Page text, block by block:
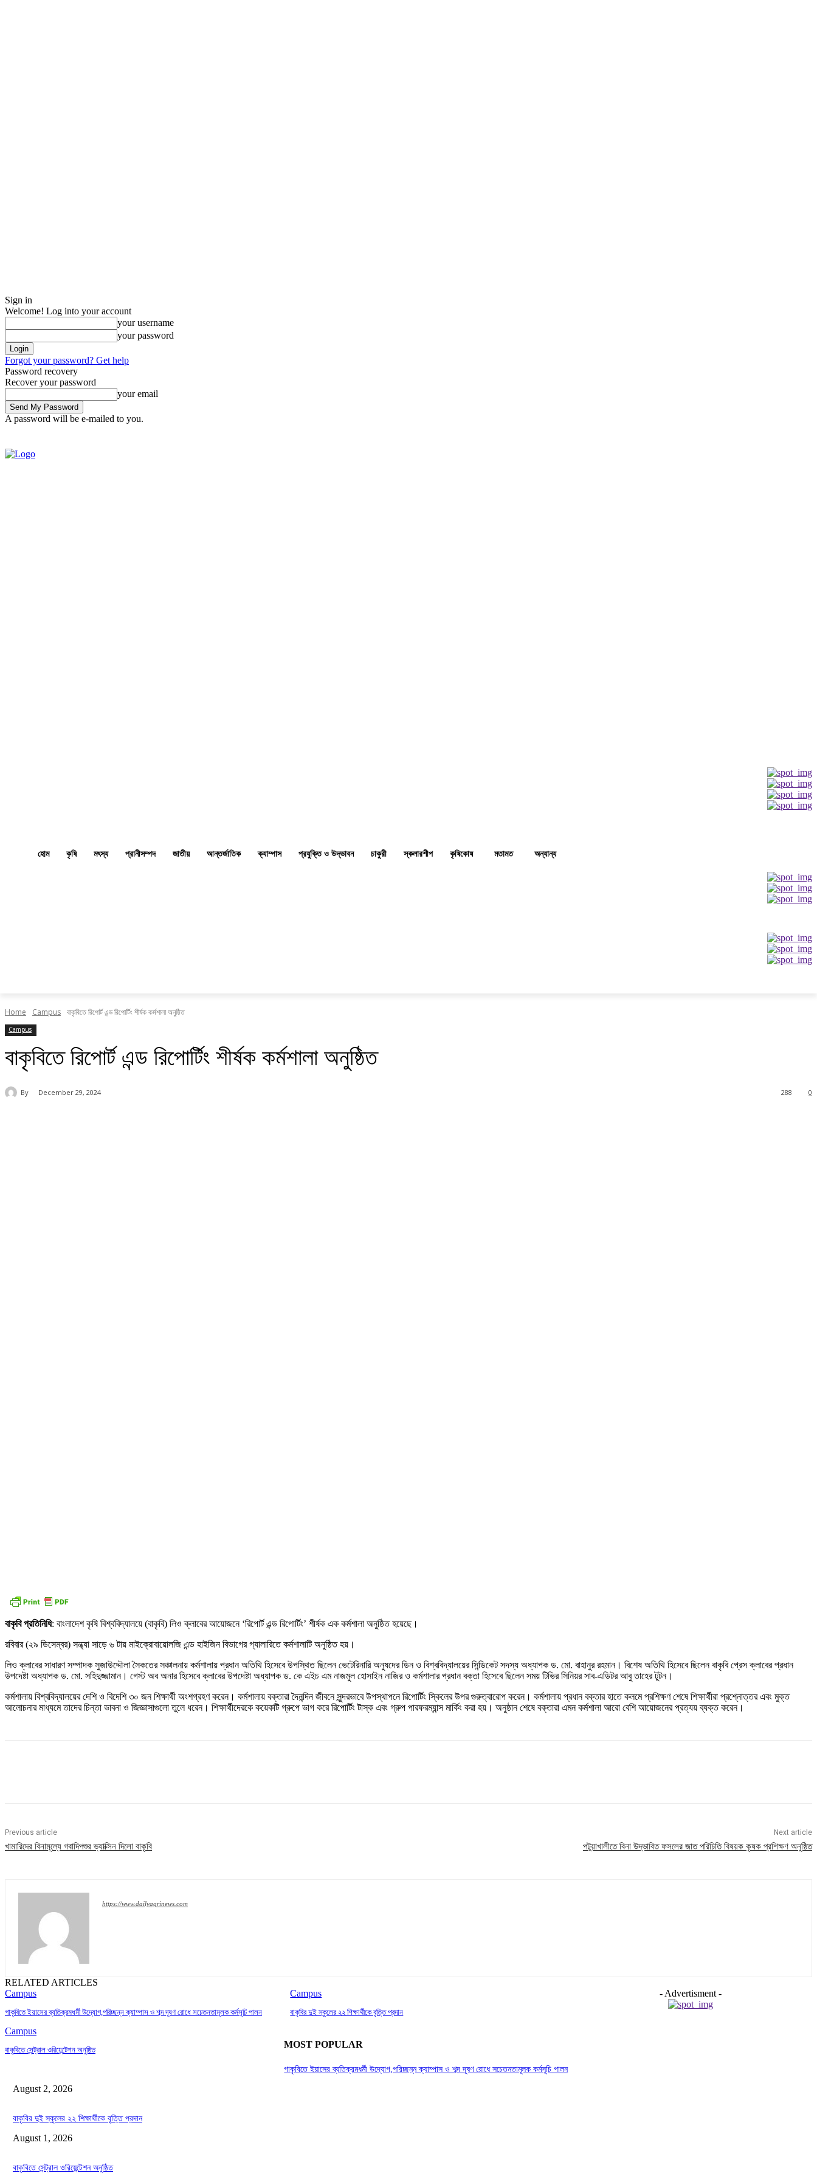
Sign in
Welcome! Log into your account
your username
your password
Forgot your password? Get help
Password recovery
Recover your password
your email
A password will be e-mailed to you.
হোম কৃষি মৎস্য প্রানীসম্পদ জাতীয় আন্তর্জাতিক ক্যাম্পাস প্রযুক্তি ও উদ্ভাবন চাকুরী স্কলারশীপ কৃষিকোষ মতামত অন্যান্য
Home Campus বাকৃবিতে রিপোর্ট এন্ড রিপোর্টিং শীর্ষক কর্মশালা অনুষ্ঠিত
Campus
বাকৃবিতে রিপোর্ট এন্ড রিপোর্টিং শীর্ষক কর্মশালা অনুষ্ঠিত
By December 29, 2024 0
288
বাকৃবি প্রতিনিধি: বাংলাদেশ কৃষি বিশ্ববিদ্যালয়ে (বাকৃবি) লিও ক্লাবের আয়োজনে ‘রিপোর্ট এন্ড রিপোর্টিং’ শীর্ষক এক কর্মশালা অনুষ্ঠিত হয়েছে।
রবিবার (২৯ ডিসেম্বর) সন্ধ্যা সাড়ে ৬ টায় মাইক্রোবায়োলজি এন্ড হাইজিন বিভাগের গ্যালারিতে কর্মশালাটি অনুষ্ঠিত হয়।
লিও ক্লাবের সাধারণ সম্পাদক সুজাউদ্দৌলা সৈকতের সঞ্চালনায় কর্মশালায় প্রধান অতিথি হিসেবে উপস্থিত ছিলেন ভেটেরিনারি অনুষদের ডিন ও বিশ্ববিদ্যালয়ের সিন্ডিকেট সদস্য অধ্যাপক ড. মো. বাহানুর রহমান। বিশেষ অতিথি হিসেবে ছিলেন বাকৃবি প্রেস ক্লাবের প্রধান
উপদেষ্টা অধ্যাপক ড. মো. সহিদুজ্জামান। গেস্ট অব অনার হিসেবে ক্লাবের উপদেষ্টা অধ্যাপক ড. কে এইচ এম নাজমুল হোসাইন নাজির ও কর্মশালার প্রধান বক্তা হিসেবে ছিলেন সময় টিভির সিনিয়র সাব-এডিটর আবু তাহের টুটন।
কর্মশালায় বিশ্ববিদ্যালয়ের দেশি ও বিদেশি ৩০ জন শিক্ষার্থী অংশগ্রহণ করেন। কর্মশালায় বক্তারা দৈনন্দিন জীবনে সুন্দরভাবে উপস্থাপনে রিপোর্টিং স্কিলের উপর গুরুত্বারোপ করেন। কর্মশালায় প্রধান বক্তার হাতে কলমে প্রশিক্ষণ শেষে শিক্ষার্থীরা প্রশ্নোত্তর এবং মুক্ত
আলোচনার মাধ্যমে তাদের চিন্তা ভাবনা ও জিজ্ঞাসাগুলো তুলে ধরেন। শিক্ষার্থীদেরকে কয়েকটি গ্রুপে ভাগ করে রিপোর্টিং টাস্ক এবং গ্রুপ পারফরম্যান্স মার্কিং করা হয়। অনুষ্ঠান শেষে বক্তারা এমন কর্মশালা আরো বেশি আয়োজনের প্রত্যয় ব্যক্ত করেন।
Previous article
খামারিদের বিনামূল্যে গবাদিপশুর ভ্যাক্সিন দিলো বাকৃবি
Next article
পটুয়াখালীতে বিনা উদ্ভাবিত ফসলের জাত পরিচিতি বিষয়ক কৃষক প্রশিক্ষণ অনুষ্ঠিত
https://www.dailyagrinews.com
RELATED ARTICLES
Campus
গাকৃবিতে ইয়াসের ব্যতিক্রমধর্মী উদ্যোগ,পরিচ্ছন্ন ক্যাম্পাস ও শব্দ দূষণ রোধে সচেতনতামূলক কর্মসূচি পালন
Campus
বাকৃবির দুই স্কুলের ২২ শিক্ষার্থীকে বৃত্তি প্রদান
Campus
বাকৃবিতে সেন্ট্রাল ওরিয়েন্টেশন অনুষ্ঠিত
- Advertisment -
MOST POPULAR
গাকৃবিতে ইয়াসের ব্যতিক্রমধর্মী উদ্যোগ,পরিচ্ছন্ন ক্যাম্পাস ও শব্দ দূষণ রোধে সচেতনতামূলক কর্মসূচি পালন
August 2, 2026
বাকৃবির দুই স্কুলের ২২ শিক্ষার্থীকে বৃত্তি প্রদান
August 1, 2026
বাকৃবিতে সেন্ট্রাল ওরিয়েন্টেশন অনুষ্ঠিত